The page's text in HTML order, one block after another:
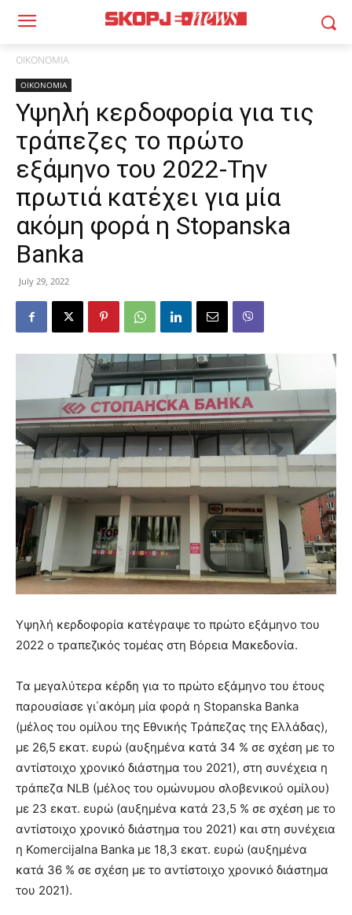
ΟΙΚΟΝΟΜΙΑ
ΟΙΚΟΝΟΜΙΑ
Υψηλή κερδοφορία για τις
τράπεζες το πρώτο
εξάμηνο του 2022-Την
πρωτιά κατέχει για μία
ακόμη φορά η Stopanska
Banka
July 29, 2022
Υψηλή κερδοφορία κατέγραψε το πρώτο εξάμηνο του
2022 ο τραπεζικός τομέας στη Βόρεια Μακεδονία.
Τα μεγαλύτερα κέρδη για το πρώτο εξάμηνο του έτους
παρουσίασε γι΄ακόμη μία φορά η Stopanska Banka
(μέλος του ομίλου της Εθνικής Τράπεζας της Ελλάδας),
με 26,5 εκατ. ευρώ (αυξημένα κατά 34 % σε σχέση με το
αντίστοιχο χρονικό διάστημα του 2021), στη συνέχεια η
τράπεζα NLB (μέλος του ομώνυμου σλοβενικού ομίλου)
με 23 εκατ. ευρώ (αυξημένα κατά 23,5 % σε σχέση με το
αντίστοιχο χρονικό διάστημα του 2021) και στη συνέχεια
η Komercijalna Banka με 18,3 εκατ. ευρώ (αυξημένα
κατά 36 % σε σχέση με το αντίστοιχο χρονικό διάστημα
του 2021).